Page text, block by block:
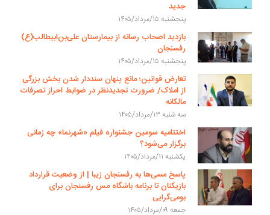
جدید
پنجشنبه ۱۵/مرداد/۱۴۰۵
بازدید اصحاب رسانه از بیمارستان علی‌بن‌ابیطالب(ع)
رفسنجان
پنجشنبه ۱۵/مرداد/۱۴۰۵
تعارض قوانین؛ مانع پنهان سنددار شدن بخش بزرگی
از املاک/ ضرورت تجدیدنظر در ضوابط احراز تصرفات
مالکانه
سه شنبه ۱۳/مرداد/۱۴۰۵
اختتامیه سومین جشنواره فیلم «شهرنما» چه زمانی
برگزار می‌شود؟
یکشنبه ۱۱/مرداد/۱۴۰۵
پاسخ مسی‌ها به رفسنجان زیبا | از وضعیت قرارداد
بازیکنان تا برنامه باشگاه مس رفسنجان برای
بومی‌گرایی
جمعه ۰۹/مرداد/۱۴۰۵